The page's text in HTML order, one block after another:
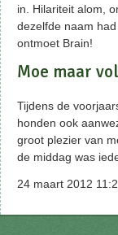
in. Hilariteit alom,
dezelfde naam
ontmoet Brain!
Moe maar
Tijdens de
honden ook
groot plezier van
de middag was
24 maart 2012